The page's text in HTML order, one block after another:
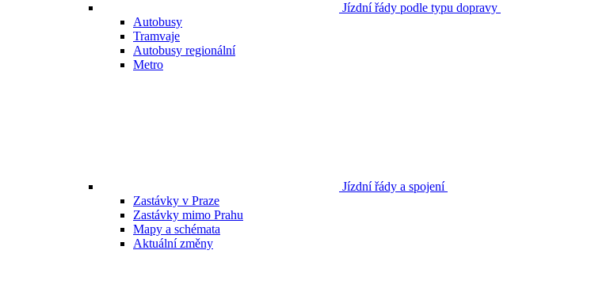
Jízdní řády podle typu dopravy
Autobusy
Tramvaje
Autobusy regionální
Metro
Jízdní řády a spojení
Zastávky v Praze
Zastávky mimo Prahu
Mapy a schémata
Aktuální změny